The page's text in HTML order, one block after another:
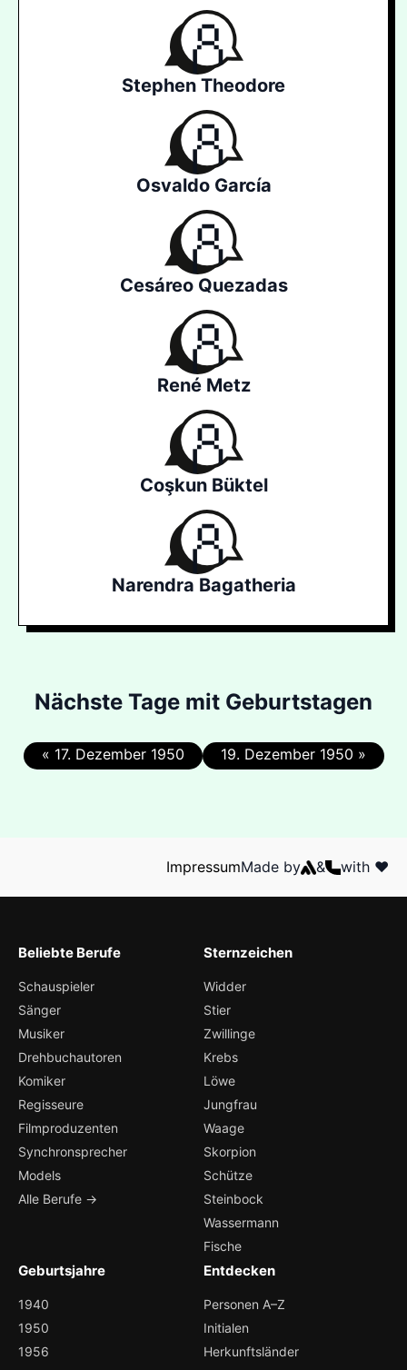
Stephen Theodore
Osvaldo García
Cesáreo Quezadas
René Metz
Coşkun Büktel
Narendra Bagatheria
Nächste Tage mit Geburtstagen
« 17. Dezember 1950 19. Dezember 1950 »
ImpressumMade by & with ❤️
Beliebte Berufe
Schauspieler
Sänger
Musiker
Drehbuchautoren
Komiker
Regisseure
Filmproduzenten
Synchronsprecher
Models
Alle Berufe →
Sternzeichen
Widder
Stier
Zwillinge
Krebs
Löwe
Jungfrau
Waage
Skorpion
Schütze
Steinbock
Wassermann
Fische
Geburtsjahre
1940
1950
1956
Entdecken
Personen A–Z
Initialen
Herkunftsländer